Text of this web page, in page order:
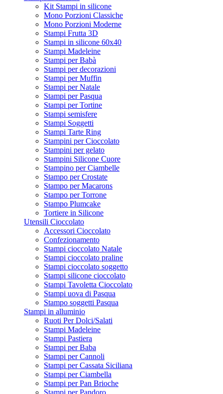
Kit Stampi in silicone
Mono Porzioni Classiche
Mono Porzioni Moderne
Stampi Frutta 3D
Stampi in silicone 60x40
Stampi Madeleine
Stampi per Babà
Stampi per decorazioni
Stampi per Muffin
Stampi per Natale
Stampi per Pasqua
Stampi per Tortine
Stampi semisfere
Stampi Soggetti
Stampi Tarte Ring
Stampini per Cioccolato
Stampini per gelato
Stampini Silicone Cuore
Stampino per Ciambelle
Stampo per Crostate
Stampo per Macarons
Stampo per Torrone
Stampo Plumcake
Tortiere in Silicone
Utensili Cioccolato
Accessori Cioccolato
Confezionamento
Stampi cioccolato Natale
Stampi cioccolato praline
Stampi cioccolato soggetto
Stampi silicone cioccolato
Stampi Tavoletta Cioccolato
Stampi uova di Pasqua
Stampo soggetti Pasqua
Stampi in alluminio
Ruoti Per Dolci/Salati
Stampi Madeleine
Stampi Pastiera
Stampi per Baba
Stampi per Cannoli
Stampi per Cassata Siciliana
Stampi per Ciambella
Stampi per Pan Brioche
Stampi per Pandoro